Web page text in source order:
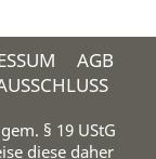
AGB
§ 19 UStG
diese daher